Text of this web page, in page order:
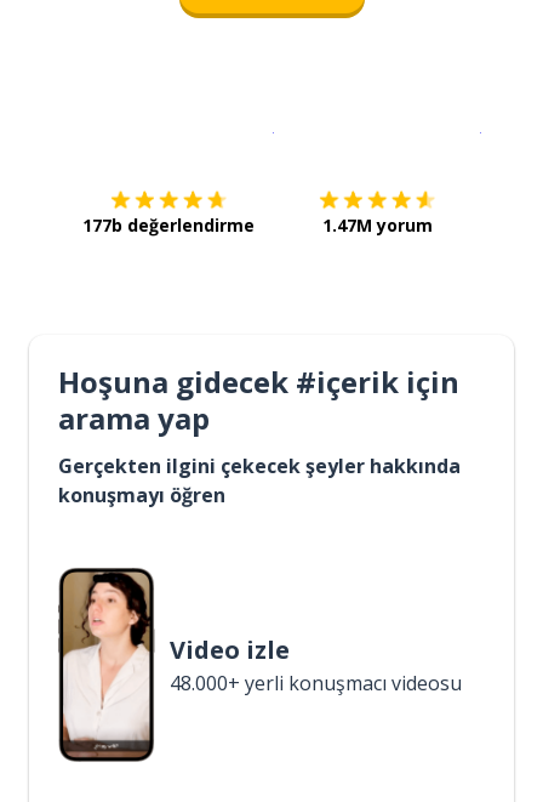
177b değerlendirme 1.47M yorum
Hoşuna gidecek #içerik için
arama yap
Gerçekten ilgini çekecek şeyler hakkında
konuşmayı öğren
Video izle
48.000+ yerli konuşmacı videosu